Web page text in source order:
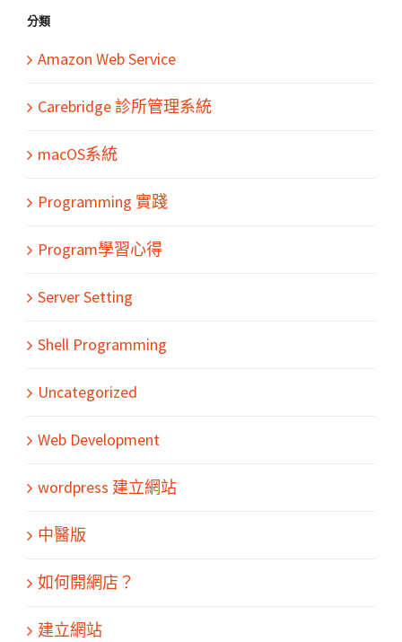
分類
Amazon Web Service
Carebridge 診所管理系統
macOS系統
Programming 實踐
Program學習心得
Server Setting
Shell Programming
Uncategorized
Web Development
wordpress 建立網站
中醫版
如何開網店？
建立網站